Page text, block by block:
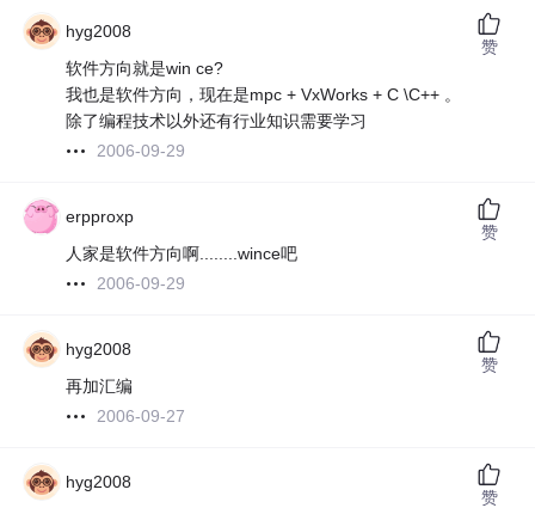
hyg2008
软件方向就是win ce?
我也是软件方向，现在是mpc + VxWorks + C \C++ 。
除了编程技术以外还有行业知识需要学习
2006-09-29
赞
erpproxp
人家是软件方向啊........wince吧
2006-09-29
赞
hyg2008
再加汇编
2006-09-27
赞
hyg2008
赞